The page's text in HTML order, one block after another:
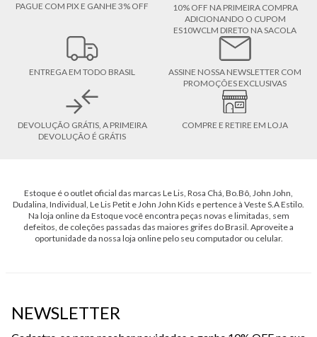
PAGUE COM PIX E GANHE 3% OFF
10% OFF NA PRIMEIRA COMPRA
ADICIONANDO O CUPOM
ES10WCLM DIRETO NA SACOLA
ENTREGA EM TODO BRASIL
ASSINE NOSSA NEWSLETTER COM
PROMOÇÕES EXCLUSIVAS
DEVOLUÇÃO GRÁTIS, A PRIMEIRA
DEVOLUÇÃO É GRÁTIS
COMPRE E RETIRE EM LOJA
Estoque é o outlet oficial das marcas Le Lis, Rosa Chá, Bo.Bô, John John,
Dudalina, Individual, Le Lis Petit e John John Kids e pertence à Veste S.A Estilo.
Na loja online da Estoque você encontra peças novas e limitadas, sem
defeitos, de coleções passadas das maiores grifes do Brasil. Aproveite a
oportunidade da nossa loja online pelo seu computador ou celular.
NEWSLETTER